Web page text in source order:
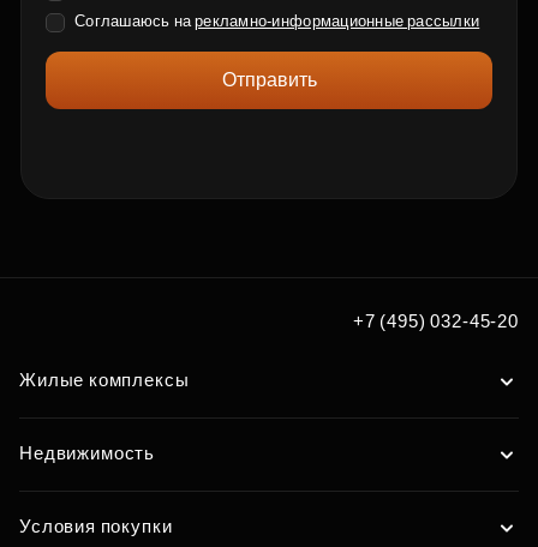
Соглашаюсь нарекламно-информационные рассылки
Отправить
+7 (495) 032-45-20
Жилые комплексы
Недвижимость
Условия покупки